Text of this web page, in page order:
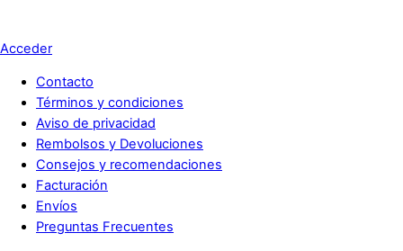
Acceder
Contacto
Términos y condiciones
Aviso de privacidad
Rembolsos y Devoluciones
Consejos y recomendaciones
Facturación
Envíos
Preguntas Frecuentes